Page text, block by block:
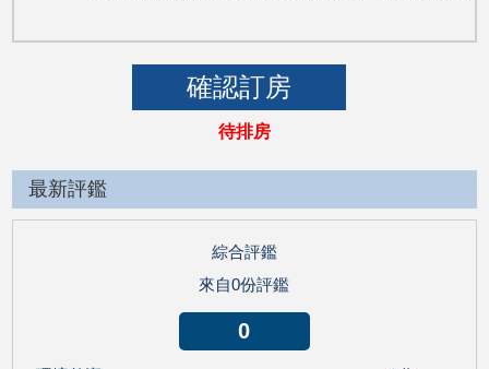
待排房
最新評鑑
綜合評鑑
來自0份評鑑
0